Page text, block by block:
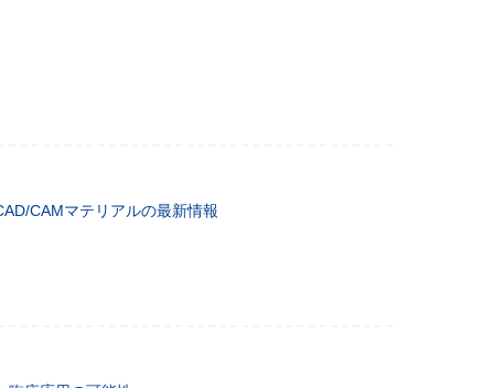
CAMマテリアルの最新情報